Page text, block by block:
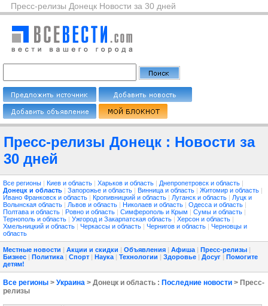
Пресс-релизы Донецк Новости за 30 дней
Пресс-релизы Донецк : Новости за
30 дней
Все регионы | Киев и область | Харьков и область | Днепропетровск и область |
Донецк и область | Запорожье и область | Винница и область | Житомир и область |
Ивано Франковск и область | Кропивницкий и область | Луганск и область | Луцк и
Волынская область | Львов и область | Николаев и область | Одесса и область |
Полтава и область | Ровно и область | Симферополь и Крым | Сумы и область |
Тернополь и область | Ужгород и Закарпатская область | Херсон и область |
Хмельницкий и область | Черкассы и область | Чернигов и область | Черновцы и
область
Местные новости | Акции и скидки | Объявления | Афиша | Пресс-релизы |
Бизнес | Политика | Спорт | Наука | Технологии | Здоровье | Досуг | Помогите
детям!
Все регионы > Украина > Донецк и область : Последние новости > Пресс-
релизы